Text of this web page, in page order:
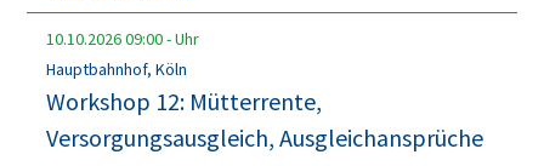
10.10.202609:00-Uhr
Hauptbahnhof, Köln
Workshop 12: Mütterrente,
Versorgungsausgleich, Ausgleichansprüche